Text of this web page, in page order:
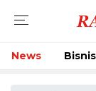
News Bisnis